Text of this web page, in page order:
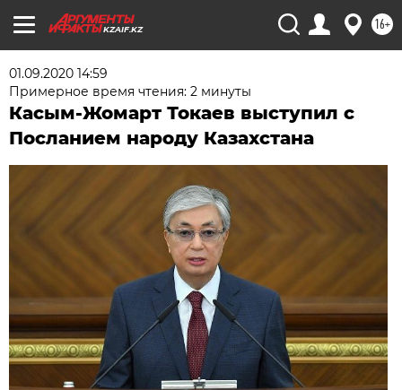
KZAIF.KZ 16+
01.09.2020 14:59
Примерное время чтения: 2 минуты
Касым-Жомарт Токаев выступил с
Посланием народу Казахстана